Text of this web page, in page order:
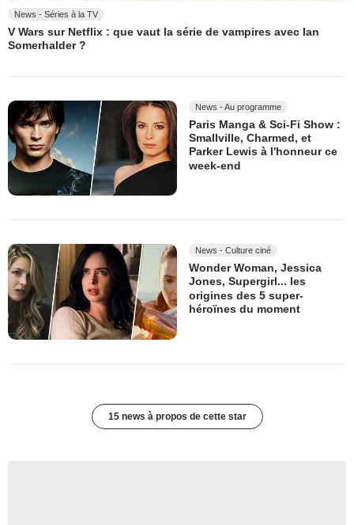
News - Séries à la TV
V Wars sur Netflix : que vaut la série de vampires avec Ian
Somerhalder ?
News - Au programme
Paris Manga & Sci-Fi Show :
Smallville, Charmed, et
Parker Lewis à l'honneur ce
week-end
News - Culture ciné
Wonder Woman, Jessica
Jones, Supergirl... les
origines des 5 super-
héroïnes du moment
15 news à propos de cette star